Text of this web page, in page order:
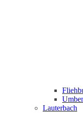
Lauterbach